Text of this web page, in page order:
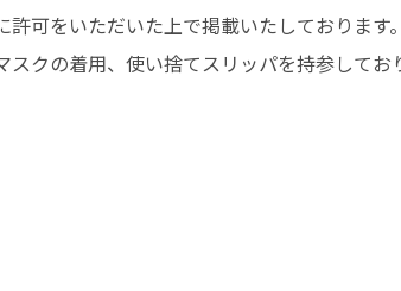
可をいただいた上で掲載いたしております
クの着用、使い捨てスリッパを持参してお